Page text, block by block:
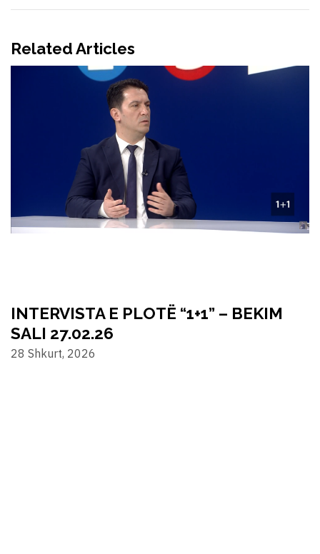
Related Articles
INTERVISTA E PLOTË “1+1” – BEKIM
SALI 27.02.26
28 Shkurt, 2026